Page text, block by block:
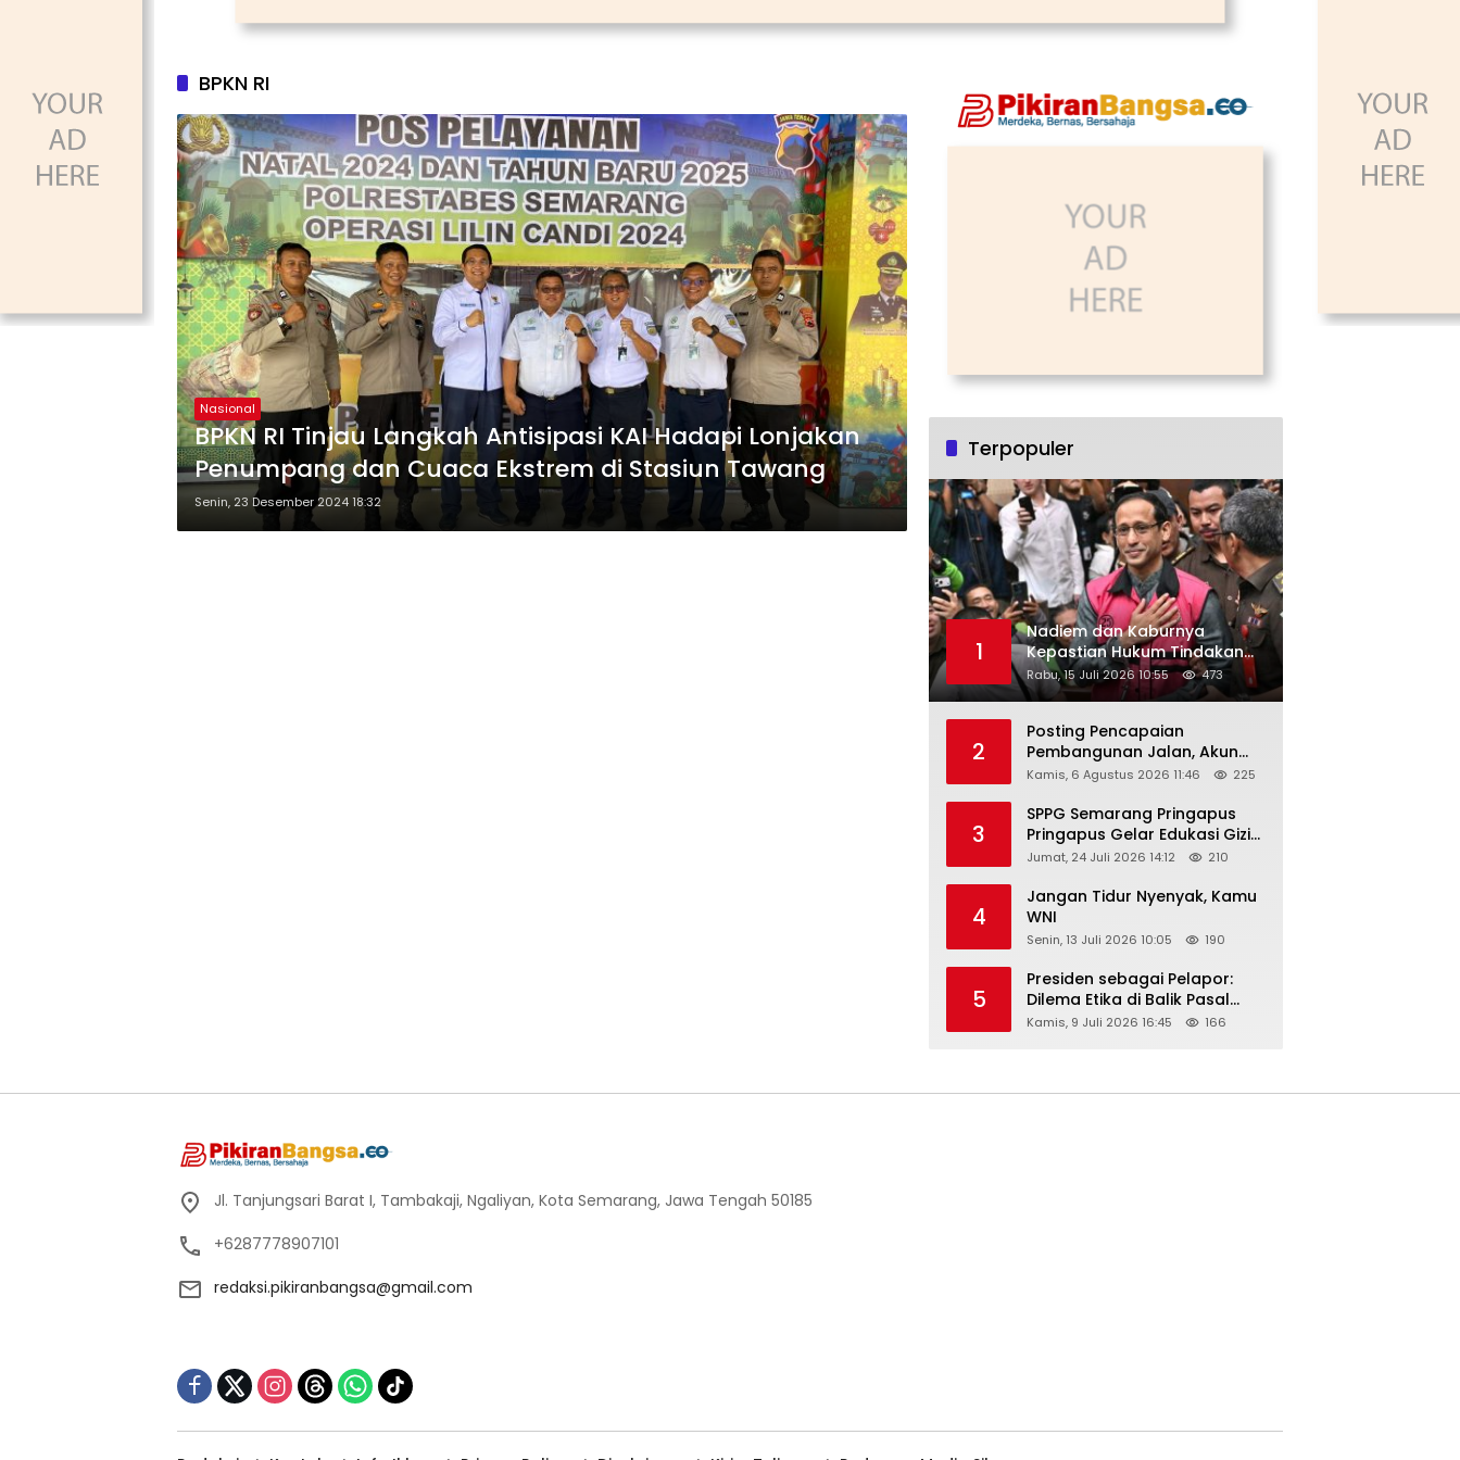
BPKN RI
Nasional
BPKN RI Tinjau Langkah Antisipasi KAI Hadapi Lonjakan
Penumpang dan Cuaca Ekstrem di Stasiun Tawang
Senin, 23 Desember 2024 18:32
Terpopuler
1
Nadiem dan Kaburnya
Kepastian Hukum Tindakan
Pejabat Publik
Rabu, 15 Juli 2026 10:55 473
2
Posting Pencapaian
Pembangunan Jalan, Akun
Facebook Pemerintah
“Dirujak” Warganet
Kamis, 6 Agustus 2026 11:46 225
3
SPPG Semarang Pringapus
Pringapus Gelar Edukasi Gizi
di PAUD Bina Balita Peringati
Jumat, 24 Juli 2026 14:12 210
4
Jangan Tidur Nyenyak, Kamu
WNI
Senin, 13 Juli 2026 10:05 190
5
Presiden sebagai Pelapor:
Dilema Etika di Balik Pasal
218–220 KUHP
Kamis, 9 Juli 2026 16:45 166
Jl. Tanjungsari Barat I, Tambakaji, Ngaliyan, Kota Semarang, Jawa Tengah 50185
+6287778907101
redaksi.pikiranbangsa@gmail.com